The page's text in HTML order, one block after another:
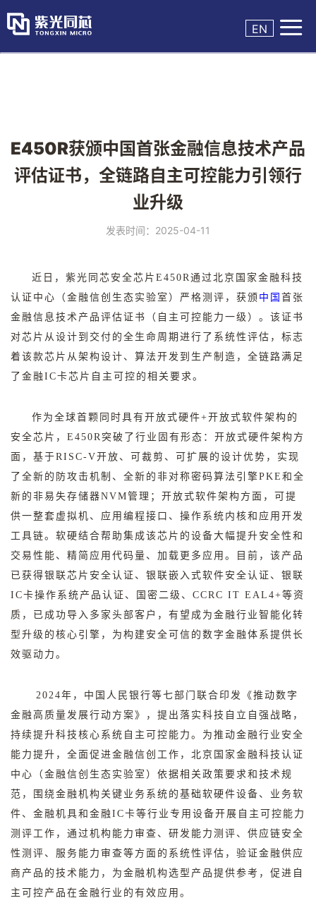
EN 
E450R获颁中国首张金融信息技术产品
评估证书，全链路自主可控能力引领行
业升级
发表时间：2025-04-11
近日，紫光同芯安全芯片 E450R通过北京国家金融科技
认证中心（金融信创生态实验室）严格测评，获颁 中国 首张
金融信息技术产品评估证书（自主可控能力一级）。该证书
对芯片从设计到交付的全生命周期进行了系统性评估，标志
着该款芯片从架构设计、算法开发到生产制造，全链路满足
了金融 IC卡芯片自主可控的相关要求。
作为全球首颗同时具有开放式硬件+开放式软件架构的
安全芯片， E450R突破了行业固有形态：开放式硬件架构方
面，基于RISC-V开放、可裁剪、可扩展的设计优势，实现
了全新的防攻击机制、全新的非对称密码算法引擎PKE 和全
新的非易失存储器NVM管理；开放式软件架构方面，可提
供一整套虚拟机、应用编程接口、操作系统内核和应用开发
工具链。软硬结合帮助集成该芯片的设备大幅提升安全性和
交易性能、精简应用代码量、加载更多应用。目前，该产品
已获得银联芯片安全认证、银联嵌入式软件安全认证、银联
IC卡操作系统产品认证、国密二级、 CCRC IT EAL4+等资
质，已成功导入多家头部客户，有望成为金融行业智能化转
型升级的核心引擎，为构建安全可信的数字金融体系提供长
效驱动力。
2024年，中国人民银行等七部门联合印发《推动数字
金融高质量发展行动方案》，提出落实科技自立自强战略，
持续提升科技核心系统自主可控能力。为推动金融行业安全
能力提升，全面促进金融信创工作，北京国家金融科技认证
中心（金融信创生态实验室）依据相关政策要求和技术规
范，围绕金融机构关键业务系统的基础软硬件设备、业务软
件、金融机具和金融 IC卡等行业专用设备开展自主可控能力
测评工作，通过机构能力审查、研发能力测评、供应链安全
性测评、服务能力审查等方面的系统性评估，验证金融供应
商产品的技术能力，为金融机构选型产品提供参考，促进自
主可控产品在金融行业的有效应用。